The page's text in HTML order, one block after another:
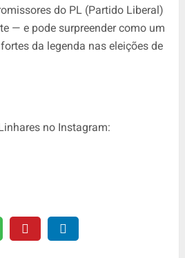
do PL (Partido Liberal)
— e pode surpreender como um
da legenda nas eleições de
no Instagram: